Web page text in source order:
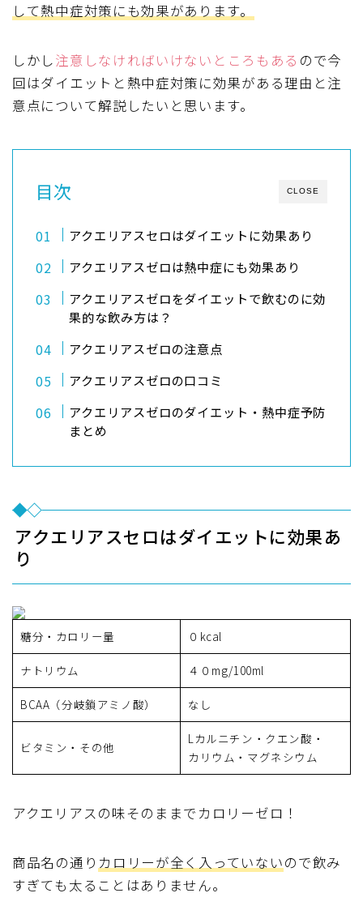
して熱中症対策にも効果があります。
しかし注意しなければいけないところもある ので今
回はダイエットと熱中症対策に効果がある理由と注
意点について解説したいと思います。
CLOSE
目次
アクエリアスセロはダイエットに効果あり
アクエリアスゼロは熱中症にも効果あり
アクエリアスゼロをダイエットで飲むのに効
果的な飲み方は？
アクエリアスゼロの注意点
アクエリアスゼロの口コミ
アクエリアスゼロのダイエット・熱中症予防
まとめ
アクエリアスセロはダイエットに効果あ
り
糖分・カロリー量 ０kcal
ナトリウム ４０mg/100ml
BCAA（分岐鎖アミノ酸） なし
ビタミン・その他
Lカルニチン・クエン酸・
カリウム・マグネシウム
アクエリアスの味そのままでカロリーゼロ！
商品名の通り カロリーが全く入っていないので飲み
すぎても太ることはありません。